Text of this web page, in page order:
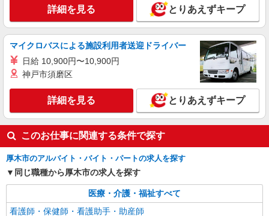
株式会社kotrio /●YK-H-1902195
愛甲石田駅のサ高住＊シフト融通が利くため子
育て世代から大人気
時給2400円〜3000円 ＜日払い有/週払い有/交
通費全支給(ガソリン代含む)＞
キープ 詳細を見る
派遣社員
株式会社kotrio /●YK-H-2014113
高収入を目指したい方必見！未経験でも日収
1.2万〜可！看護助手
時給1600円〜2250円 ＜日払い有/週払い有/交
通費全支給(ガソリン代含む)＞
厚木市内 愛甲石田駅そば
詳細を見る とりあえずキープ
マイクロバスによる施設利用者送迎ドライバー
日給 10,900円〜10,900円
神戸市須磨区
詳細を見る とりあえずキープ
このお仕事に関連する条件で探す
厚木市のアルバイト・バイト・パートの求人を探す
同じ職種から厚木市の求人を探す
医療・介護・福祉すべて
看護師・保健師・看護助手・助産師